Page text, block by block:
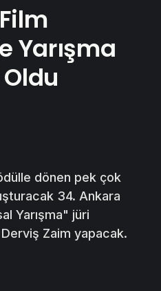
Yarışma
dönen pek çok
34. Ankara
Yarışma" jüri
Derviş Zaim yapacak.